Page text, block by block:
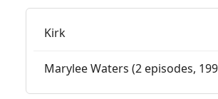
Kirk
Marylee Waters (2 episodes,